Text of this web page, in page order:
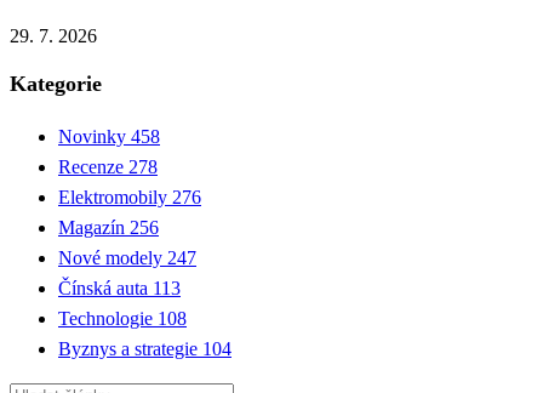
29. 7. 2026
Kategorie
Novinky 458
Recenze 278
Elektromobily 276
Magazín 256
Nové modely 247
Čínská auta 113
Technologie 108
Byznys a strategie 104